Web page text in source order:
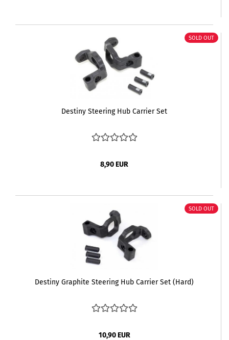
SOLD OUT
Destiny Steering Hub Carrier Set
8,90 EUR
SOLD OUT
Destiny Graphite Steering Hub Carrier Set (Hard)
10,90 EUR